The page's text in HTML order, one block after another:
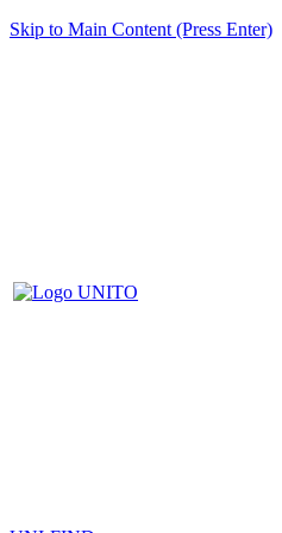
Skip to Main Content (Press Enter)